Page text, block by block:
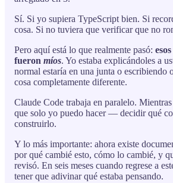
Sí. Si yo supiera TypeScript bien. Si
cosa. Si no tuviera que verificar que no
Pero aquí está lo que realmente pasó:
fueron míos. Yo estaba explicándoles a
normal estaría en una junta o escribiendo
cosa completamente diferente.
Claude Code trabaja en paralelo.
que solo yo puedo hacer — decidir qué
construirlo.
Y lo más importante: ahora existe
por qué cambié esto, cómo lo cambié, y
revisó. En seis meses cuando regrese a
tener que adivinar qué estaba pensando.